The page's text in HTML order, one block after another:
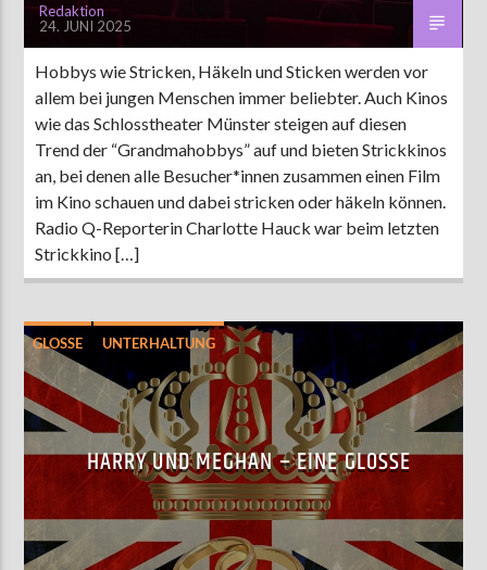
Redaktion
24. JUNI 2025
Hobbys wie Stricken, Häkeln und Sticken werden vor
allem bei jungen Menschen immer beliebter. Auch Kinos
wie das Schlosstheater Münster steigen auf diesen
Trend der “Grandmahobbys” auf und bieten Strickkinos
an, bei denen alle Besucher*innen zusammen einen Film
im Kino schauen und dabei stricken oder häkeln können.
Radio Q-Reporterin Charlotte Hauck war beim letzten
Strickkino […]
GLOSSE UNTERHALTUNG
HARRY UND MEGHAN – EINE GLOSSE